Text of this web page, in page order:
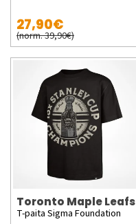
27,90€
(norm. 39,90€)
Toronto Maple Leafs
T-paita Sigma Foundation